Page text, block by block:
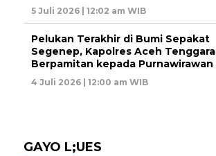
5 Juli 2026 | 12:02 am WIB
Pelukan Terakhir di Bumi Sepakat
Segenep, Kapolres Aceh Tenggara
Berpamitan kepada Purnawirawan
4 Juli 2026 | 12:00 am WIB
GAYO L;UES